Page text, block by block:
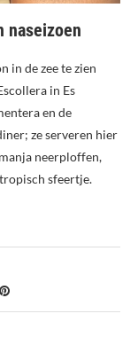
naseizoen
in de zee te zien
in Es
en de
ze serveren hier
neerploffen,
sfeertje.